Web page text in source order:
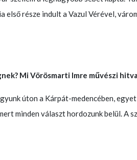
része indult a Vazul Vérével,
Mi Vörösmarti Imre művészi
úton a Kárpát-medencében,
minden választ hordozunk belül. A